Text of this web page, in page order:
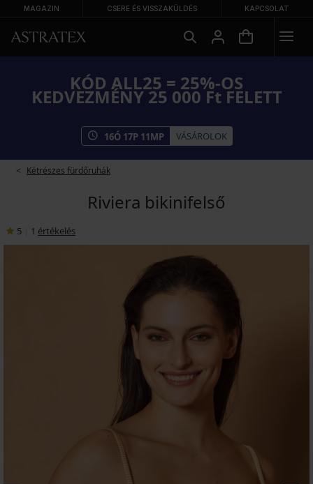
MAGAZIN CSERE ÉS VISSZAKÜLDÉS KAPCSOLAT
KÓD ALL25 = 25%-OS
KEDVEZMÉNY 25 000 Ft FELETT
16Ó 17P 10MP VÁSÁROLOK
Kétrészes fürdőruhák
Riviera bikinifelső
5 1 értékelés